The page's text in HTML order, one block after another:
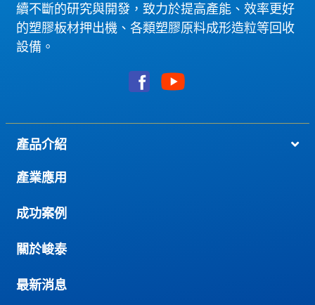
續不斷的研究與開發，致力於提高產能、效率更好
的塑膠板材押出機、各類塑膠原料成形造粒等回收
設備。
產品介紹
產業應用
成功案例
關於峻泰
最新消息